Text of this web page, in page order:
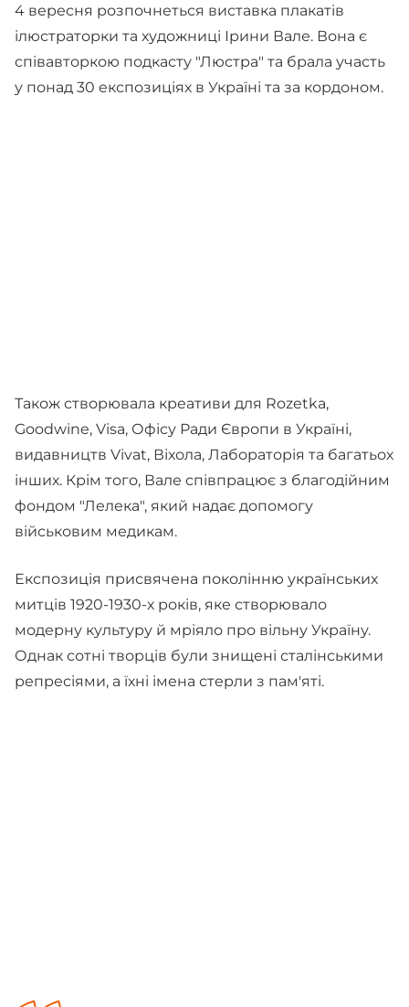
4 вересня розпочнеться виставка плакатів
ілюстраторки та художниці Ірини Вале. Вона є
співавторкою подкасту "Люстра" та брала участь
у понад 30 експозиціях в Україні та за кордоном.
Також створювала креативи для Rozetka,
Goodwine, Visa, Офісу Ради Європи в Україні,
видавництв Vivat, Віхола, Лабораторія та багатьох
інших. Крім того, Вале співпрацює з благодійним
фондом "Лелека", який надає допомогу
військовим медикам.
Експозиція присвячена поколінню українських
митців 1920-1930-х років, яке створювало
модерну культуру й мріяло про вільну Україну.
Однак сотні творців були знищені сталінськими
репресіями, а їхні імена стерли з пам'яті.